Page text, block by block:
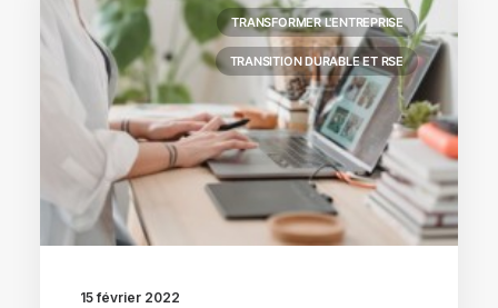
TRANSFORMER L'ENTREPRISE
TRANSITION DURABLE ET RSE
15 février 2022